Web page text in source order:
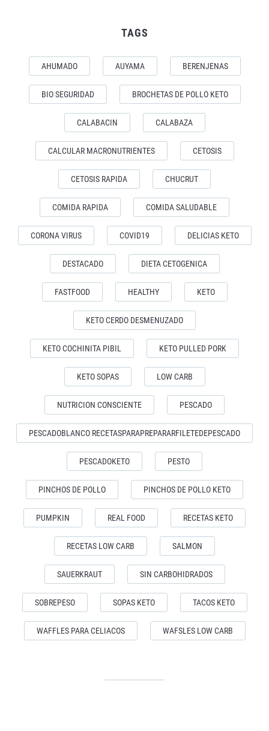
TAGS
AHUMADO AUYAMA BERENJENAS
BIO SEGURIDAD BROCHETAS DE POLLO KETO
CALABACIN CALABAZA
CALCULAR MACRONUTRIENTES CETOSIS
CETOSIS RAPIDA CHUCRUT
COMIDA RAPIDA COMIDA SALUDABLE
CORONA VIRUS COVID19 DELICIAS KETO
DESTACADO DIETA CETOGENICA
FASTFOOD HEALTHY KETO
KETO CERDO DESMENUZADO
KETO COCHINITA PIBIL KETO PULLED PORK
KETO SOPAS LOW CARB
NUTRICION CONSCIENTE PESCADO
PESCADOBLANCO RECETASPARAPREPARARFILETEDEPESCADO
PESCADOKETO PESTO
PINCHOS DE POLLO PINCHOS DE POLLO KETO
PUMPKIN REAL FOOD RECETAS KETO
RECETAS LOW CARB SALMON
SAUERKRAUT SIN CARBOHIDRADOS
SOBREPESO SOPAS KETO TACOS KETO
WAFFLES PARA CELIACOS WAFSLES LOW CARB